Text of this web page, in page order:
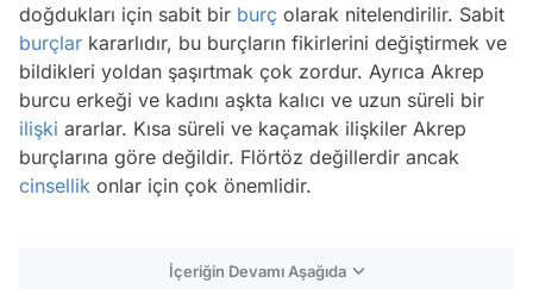
doğdukları için sabit bir burç olarak nitelendirilir. Sabit
burçlar kararlıdır, bu burçların fikirlerini değiştirmek ve
bildikleri yoldan şaşırtmak çok zordur. Ayrıca Akrep
burcu erkeği ve kadını aşkta kalıcı ve uzun süreli bir
ilişki ararlar. Kısa süreli ve kaçamak ilişkiler Akrep
burçlarına göre değildir. Flörtöz değillerdir ancak
cinsellik onlar için çok önemlidir.
İçeriğin Devamı Aşağıda